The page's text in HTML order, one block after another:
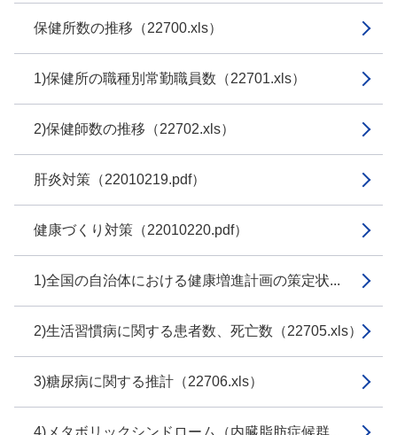
保健所数の推移（22700.xls）
1)保健所の職種別常勤職員数（22701.xls）
2)保健師数の推移（22702.xls）
肝炎対策（22010219.pdf）
健康づくり対策（22010220.pdf）
1)全国の自治体における健康増進計画の策定状...
2)生活習慣病に関する患者数、死亡数（22705.xls）
3)糖尿病に関する推計（22706.xls）
4)メタボリックシンドローム（内臓脂肪症候群...